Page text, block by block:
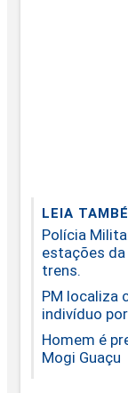
LEIA
Polícia
estações
trens.
PM localiza
indivíduo
Homem é
Mogi Guaçu